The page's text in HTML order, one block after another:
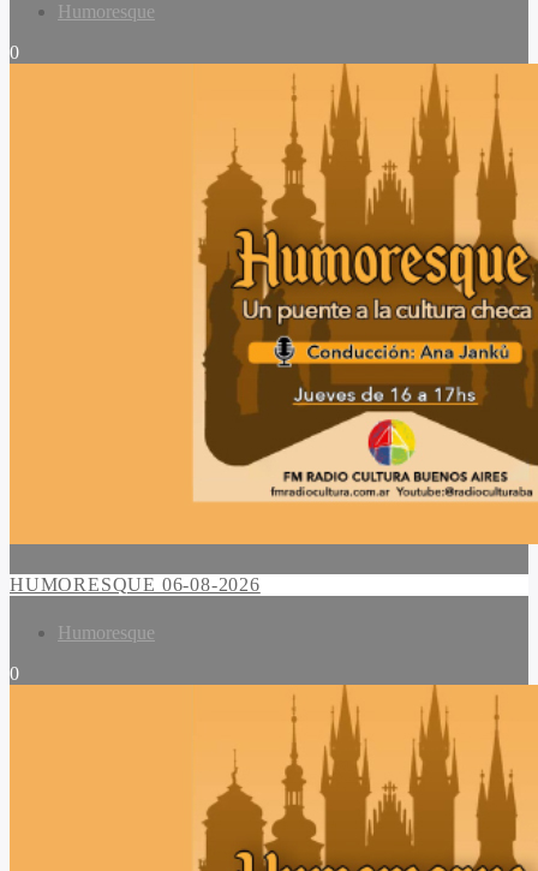
Humoresque
0
HUMORESQUE 06-08-2026
Humoresque
0